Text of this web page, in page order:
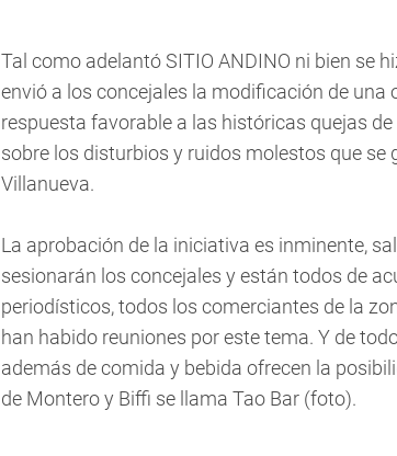
Tal como adelantó SITIO ANDINO ni bien se
envió a los concejales la modificación de una
respuesta favorable a las históricas quejas
sobre los disturbios y ruidos molestos que se
Villanueva.
La aprobación de la iniciativa es inminente,
sesionarán los concejales y están todos de
periodísticos, todos los comerciantes de la
han habido reuniones por este tema. Y de
además de comida y bebida ofrecen la
de Montero y Biffi se llama Tao Bar (foto).